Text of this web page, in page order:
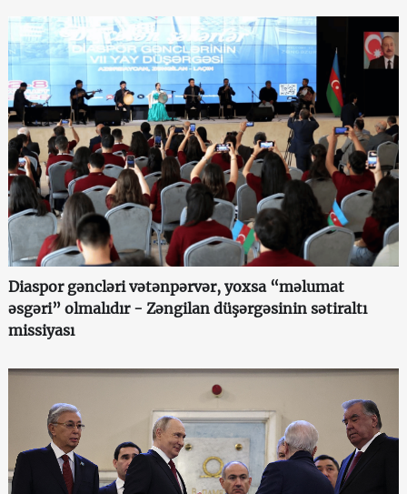
Diaspor gəncləri vətənpərvər, yoxsa “məlumat
əsgəri” olmalıdır - Zəngilan düşərgəsinin sətiraltı
missiyası